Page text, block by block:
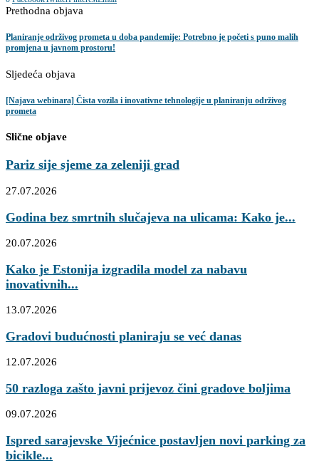
Prethodna objava
Planiranje održivog prometa u doba pandemije: Potrebno je početi s puno malih
promjena u javnom prostoru!
Sljedeća objava
[Najava webinara] Čista vozila i inovativne tehnologije u planiranju održivog
prometa
Slične objave
Pariz sije sjeme za zeleniji grad
27.07.2026
Godina bez smrtnih slučajeva na ulicama: Kako je...
20.07.2026
Kako je Estonija izgradila model za nabavu
inovativnih...
13.07.2026
Gradovi budućnosti planiraju se već danas
12.07.2026
50 razloga zašto javni prijevoz čini gradove boljima
09.07.2026
Ispred sarajevske Vijećnice postavljen novi parking za
bicikle...